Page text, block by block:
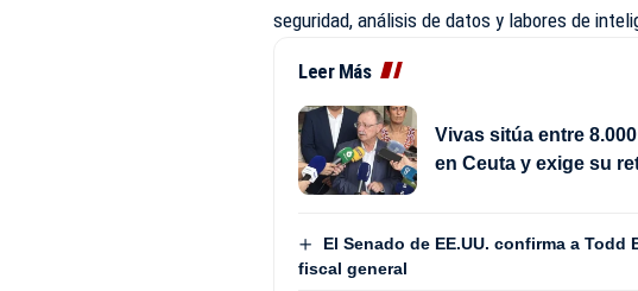
seguridad, análisis de datos y labores de
Leer Más
Vivas sitúa entre
en Ceuta y exige su
El Senado de EE.UU. confirma a
fiscal general